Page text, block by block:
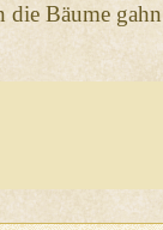
die Bäume